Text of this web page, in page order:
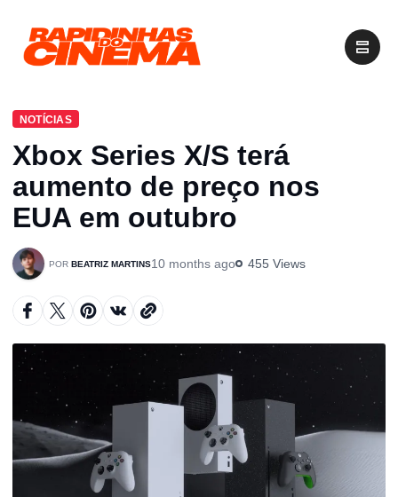
Xbox Series X/S terá
aumento de preço nos
EUA em outubro
BEATRIZ MARTINS
NOTÍCIAS
10 months ago 455 Views